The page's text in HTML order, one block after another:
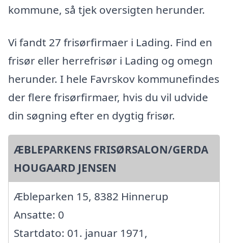
kommune, så tjek oversigten herunder.
Vi fandt 27 frisørfirmaer i Lading. Find en
frisør eller herrefrisør i Lading og omegn
herunder. I hele Favrskov kommunefindes
der flere frisørfirmaer, hvis du vil udvide
din søgning efter en dygtig frisør.
ÆBLEPARKENS FRISØRSALON/GERDA
HOUGAARD JENSEN
Æbleparken 15, 8382 Hinnerup
Ansatte: 0
Startdato: 01. januar 1971,